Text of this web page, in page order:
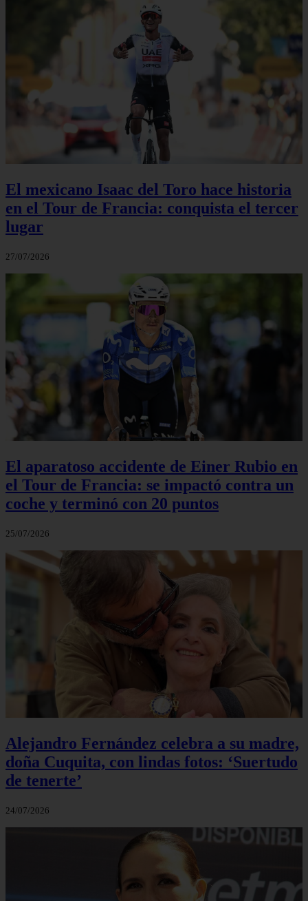
El mexicano Isaac del Toro hace historia
en el Tour de Francia: conquista el tercer
lugar
27/07/2026
El aparatoso accidente de Einer Rubio en
el Tour de Francia: se impactó contra un
coche y terminó con 20 puntos
25/07/2026
Alejandro Fernández celebra a su madre,
doña Cuquita, con lindas fotos: ‘Suertudo
de tenerte’
24/07/2026